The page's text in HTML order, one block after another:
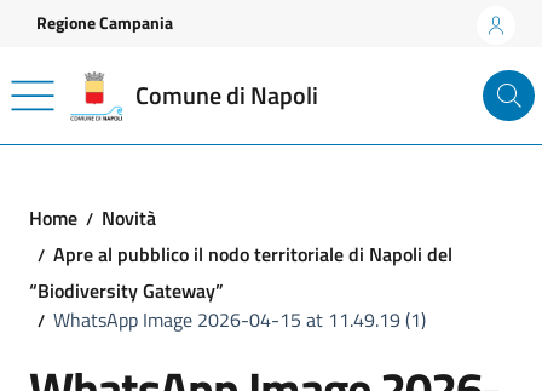
Vai ai contenuti
Vai al footer
Regione Campania
Comune di Napoli
Home
Novità
Apre al pubblico il nodo territoriale di Napoli del
“Biodiversity Gateway”
WhatsApp Image 2026-04-15 at 11.49.19 (1)